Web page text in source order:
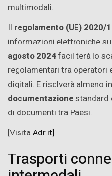
multimodali.
Il regolamento (UE) 2020/
informazioni elettroniche
agosto 2024faciliterà lo
regolamentari tra operatori
digitali. E risolverà almeno
documentazione standard
di documenti tra Paesi.
[VisitaAdr.it]
Trasporti